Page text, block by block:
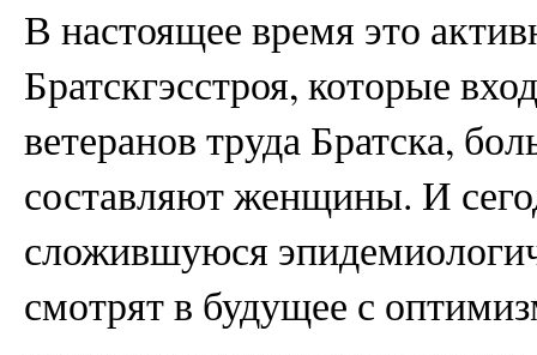
В настоящее время это
Братскгэсстроя, которые
ветеранов труда Братска,
составляют женщины. И
сложившуюся
смотрят в будущее с